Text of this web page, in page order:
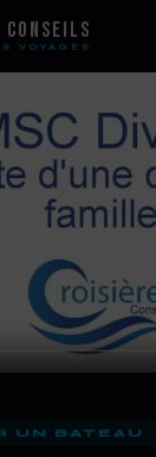
VOYAGES
UN BATEAU